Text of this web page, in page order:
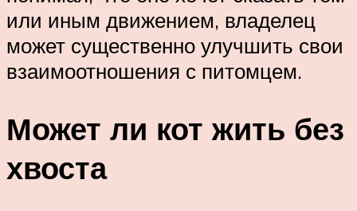
или иным движением, владелец
может существенно улучшить свои
взаимоотношения с питомцем.
Может ли кот жить без
хвоста